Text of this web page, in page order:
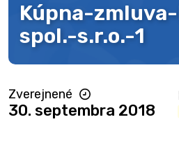
Kúpna-zmluva-
spol.-s.r.o.-1
Zverejnené
30. septembra 2018